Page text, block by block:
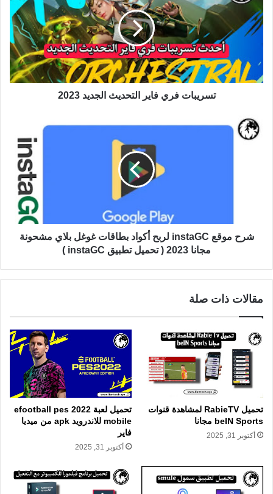
تسريبات فري فاير التحديث الجديد 2023
شرح موقع instaGC لربح أكواد بطاقات غوغل بلاي مشحونة
مجانا 2023 ( تحميل تطبيق instaGC )
مقالات ذات صلة
تحميل RabieTV لمشاهدة قنوات
beIN Sports مجانا
أكتوبر 31, 2025
تحميل لعبة efootball pes 2022
mobile للاندرويد apk من ميديا
فاير
أكتوبر 31, 2025